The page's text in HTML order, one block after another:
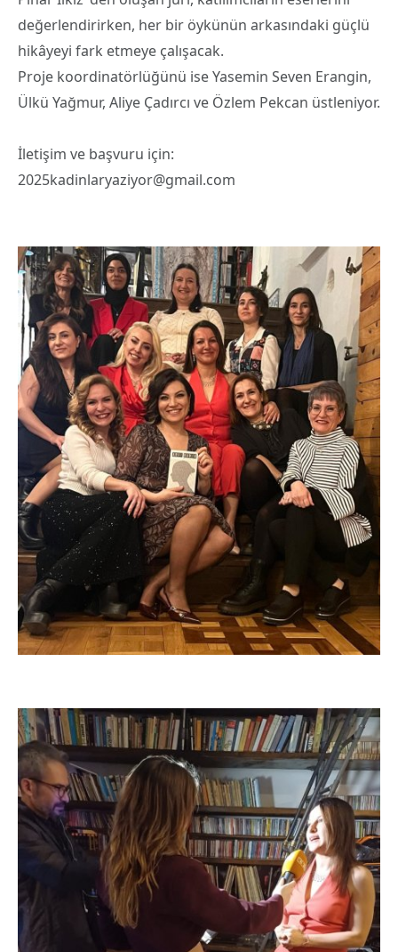
değerlendirirken, her bir öykünün arkasındaki güçlü
hikâyeyi fark etmeye çalışacak.
Proje koordinatörlüğünü ise Yasemin Seven Erangin,
Ülkü Yağmur, Aliye Çadırcı ve Özlem Pekcan üstleniyor.
İletişim ve başvuru için:
2025kadinlaryaziyor@gmail.com